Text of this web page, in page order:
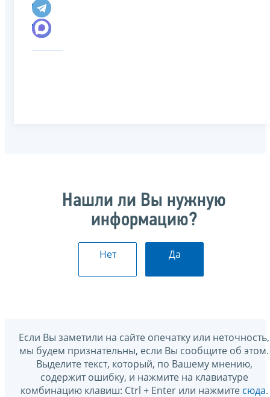
Нашли ли Вы нужную
информацию?
Нет Да
Если Вы заметили на сайте опечатку или неточность,
мы будем признательны, если Вы сообщите об этом.
Выделите текст, который, по Вашему мнению,
содержит ошибку, и нажмите на клавиатуре
комбинацию клавиш: Ctrl + Enter или нажмите сюда.